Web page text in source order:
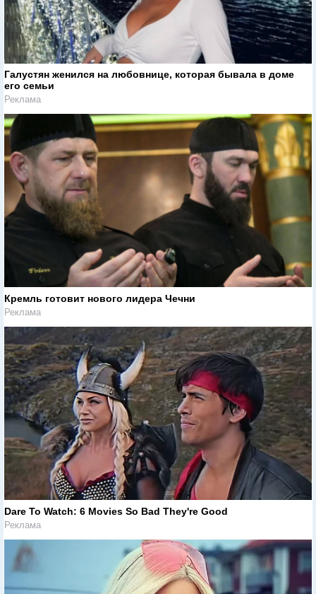
Галустян женился на любовнице, которая бывала в доме
его семьи
Реклама
Кремль готовит нового лидера Чечни
Реклама
Dare To Watch: 6 Movies So Bad They're Good
Реклама